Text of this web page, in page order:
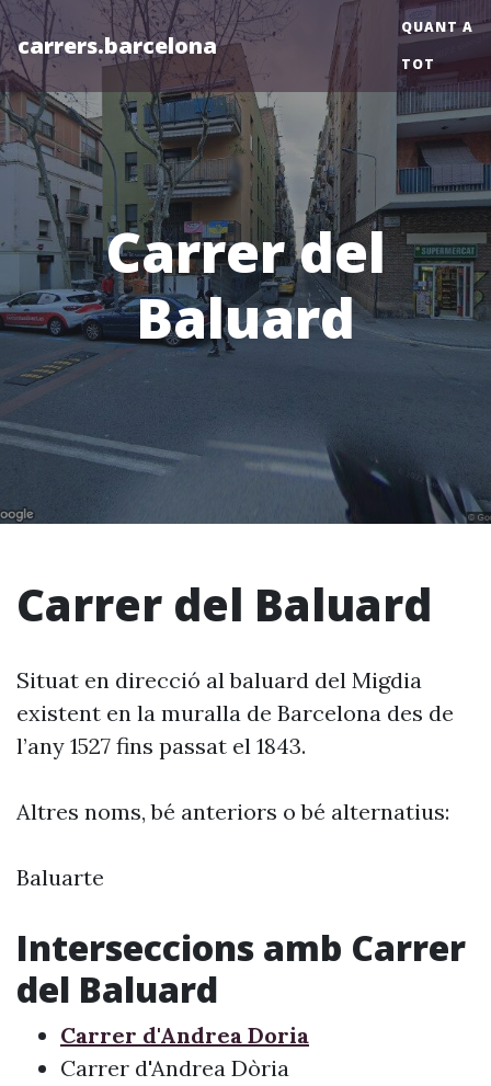
carrers.barcelona
QUANT A
TOT
Carrer del
Baluard
Carrer del Baluard
Situat en direcció al baluard del Migdia
existent en la muralla de Barcelona des de
l’any 1527 fins passat el 1843.
Altres noms, bé anteriors o bé alternatius:
Baluarte
Interseccions amb Carrer
del Baluard
Carrer d'Andrea Doria
Carrer d'Andrea Dòria